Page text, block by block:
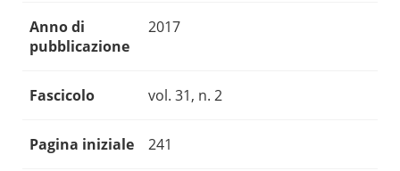
Anno di
pubblicazione
2017
Fascicolo vol. 31, n. 2
Pagina iniziale 241